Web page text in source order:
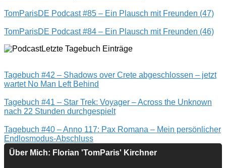
TomParisDE Podcast #85 – Ein Plausch mit Freunden (47)
TomParisDE Podcast #84 – Ein Plausch mit Freunden (46)
Letzte Tagebuch Einträge
Tagebuch #42 – Shadows over Crete abgeschlossen – jetzt
wartet No Man Left Behind
Tagebuch #41 – Star Trek: Voyager – Across the Unknown
nach 22 Stunden durchgespielt
Tagebuch #40 – Anno 117: Pax Romana – Mein persönlicher
Endlosmodus-Abschluss
Über Mich: Florian 'TomParis' Kirchner